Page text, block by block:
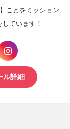
ことをミッション
ています！
ル詳細